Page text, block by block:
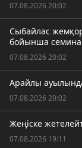
07.08.2026 20:02
Сыбайлас
бойынша
07.08.2026 20:02
Арайлы
07.08.2026 20:02
Жеңіске
07.08.2026 19:11